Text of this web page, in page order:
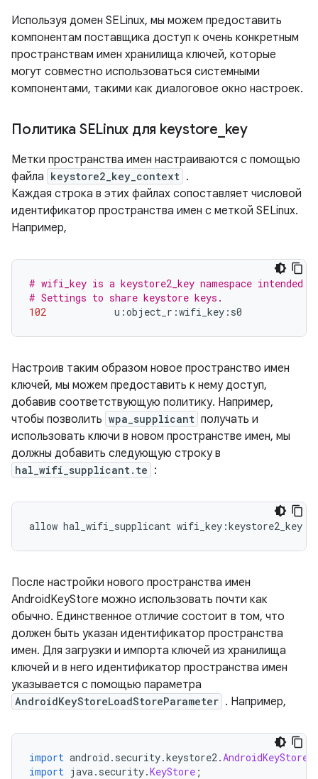
Используя домен SELinux, мы можем предоставить
компонентам поставщика доступ к очень конкретным
пространствам имен хранилища ключей, которые
могут совместно использоваться системными
компонентами, такими как диалоговое окно настроек.
Политика SELinux для keystore key
Метки пространства имен настраиваются с помощью
файла keystore2_key_context .
Каждая строка в этих файлах сопоставляет числовой
идентификатор пространства имен с меткой SELinux.
Например,
# wifi_key is a keystore2_key namespace intended
# Settings to share keystore keys.
102 u :object_r :wifi_key : s0
Настроив таким образом новое пространство имен
ключей, мы можем предоставить к нему доступ,
добавив соответствующую политику. Например,
чтобы позволить wpa_supplicant получать и
использовать ключи в новом пространстве имен, мы
должны добавить следующую строку в
hal_wifi_supplicant.te :
allow hal_wifi_supplicant wifi_key :keystore2_key
После настройки нового пространства имен
AndroidKeyStore можно использовать почти как
обычно. Единственное отличие состоит в том, что
должен быть указан идентификатор пространства
имен. Для загрузки и импорта ключей из хранилища
ключей и в него идентификатор пространства имен
указывается с помощью параметра
AndroidKeyStoreLoadStoreParameter . Например,
import android . security.keystore2.
import java. security.KeyStore ;